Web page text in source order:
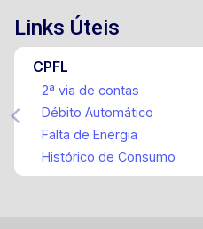
Links Úteis
CPFL
2ª via de contas
Débito Automático
Falta de Energia
Histórico de Consumo